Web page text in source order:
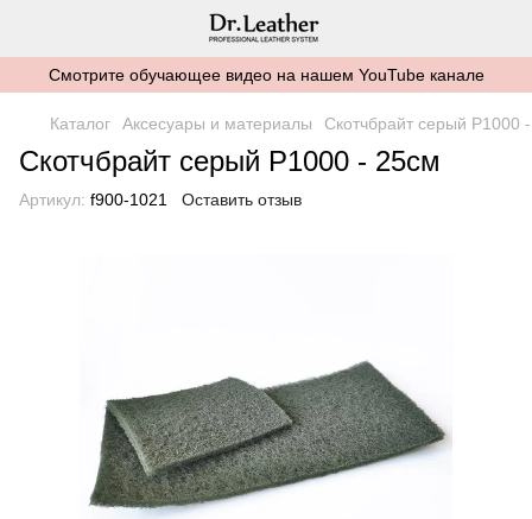
Смотрите обучающее видео на нашем YouTube канале
Каталог Аксесуары и материалы Скотчбрайт серый Р1000
Скотчбрайт серый Р1000 - 25см
Артикул: f900-1021 Оставить отзыв